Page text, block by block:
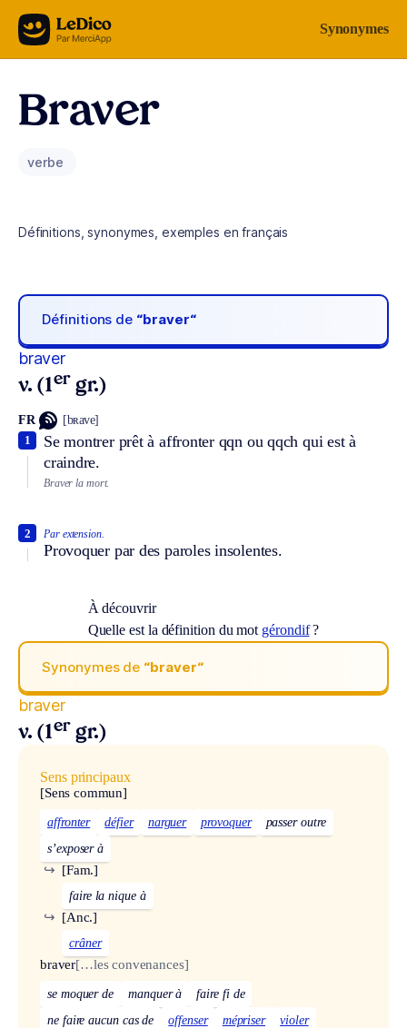
Aller au contenu Synonymes
Braver
verbe
Définitions, synonymes, exemples en français
Définitions de “braver“
braver
v. (1er gr.)
FR [bʀave]
Se montrer prêt à affronter qqn ou qqch qui est à
craindre.
1
Braver la mort.
Par extension.
Provoquer par des paroles insolentes.
2
À découvrir
Quelle est la définition du mot gérondif?
Synonymes de “braver“
braver
v. (1er gr.)
Sens principaux
[Sens commun]
affronter défier narguer provoquer
passer outre
s’exposer à
[Fam.]
↪
faire la nique à
[Anc.]
↪
crâner
braver[…les convenances]
se moquer de manquer à
faire fi de
ne faire aucun cas de
offenser mépriser
violer